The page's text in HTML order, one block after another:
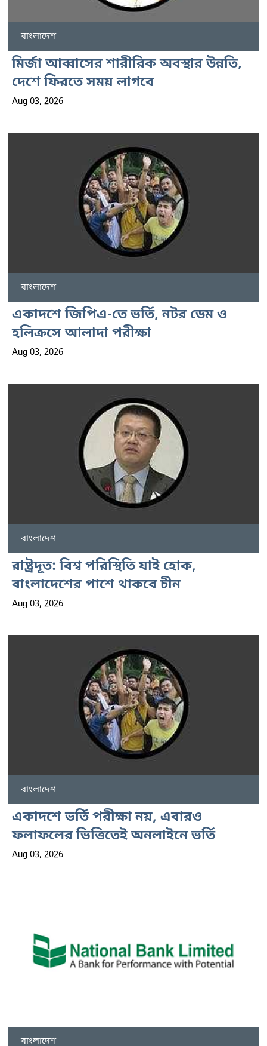
বাংলাদেশ
মির্জা আব্বাসের শারীরিক অবস্থার উন্নতি,
দেশে ফিরতে সময় লাগবে
Aug 03, 2026
বাংলাদেশ
একাদশে জিপিএ-তে ভর্তি, নটর ডেম ও
হলিক্রসে আলাদা পরীক্ষা
Aug 03, 2026
বাংলাদেশ
রাষ্ট্রদূত: বিশ্ব পরিস্থিতি যাই হোক,
বাংলাদেশের পাশে থাকবে চীন
Aug 03, 2026
বাংলাদেশ
একাদশে ভর্তি পরীক্ষা নয়, এবারও
ফলাফলের ভিত্তিতেই অনলাইনে ভর্তি
Aug 03, 2026
বাংলাদেশ